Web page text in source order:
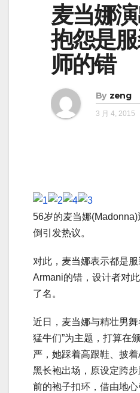
麦当娜
抱怨是
师的错
By zeng
3 月 4, 2015
56岁的麦当娜
倒引发热议。
对此，麦当娜表示都是
Armani的错，设计者对
了名。
近日，麦当娜与精壮男
猛牛们”为主题，打算在
严，她踩着高跟鞋、披
黑长袍出场，原设定跨
前的袍子扣环，借由地